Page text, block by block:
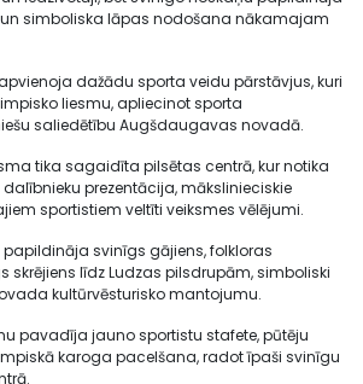
un simboliska lāpas nodošana nākamajam
dažādu sporta veidu pārstāvjus, kuri
liesmu, apliecinot sporta
saliedētību Augšdaugavas novadā.
tika sagaidīta pilsētas centrā, kur notika
prezentācija, mākslinieciskie
sportistiem veltīti veiksmes vēlējumi.
svinīgs gājiens, folkloras
skrējiens līdz Ludzas pilsdrupām, simboliski
kultūrvēsturisko mantojumu.
pavadīja jauno sportistu stafete, pūtēju
karoga pacelšana, radot īpaši svinīgu